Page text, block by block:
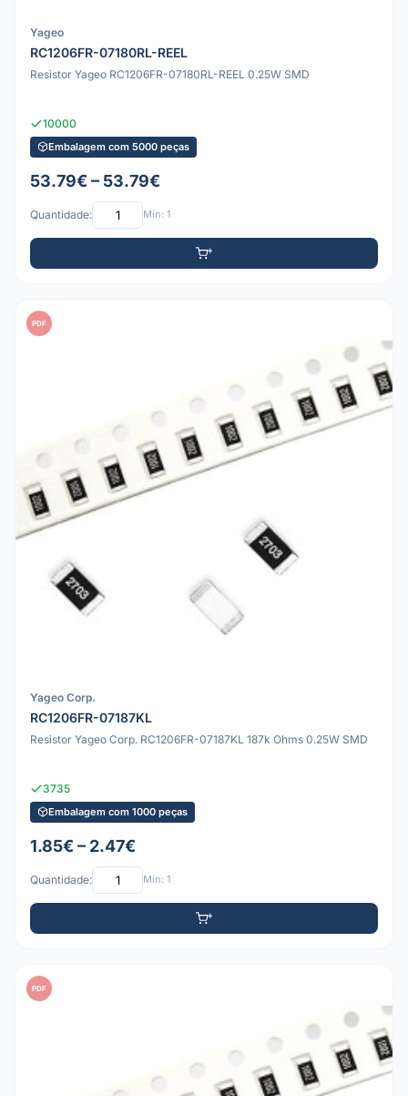
Yageo
RC1206FR-07180RL-REEL
Resistor Yageo RC1206FR-07180RL-REEL 0.25W SMD
10000
Embalagem com 5000 peças
53.79€ – 53.79€
Quantidade: Mín: 1
PDF
Yageo Corp.
RC1206FR-07187KL
Resistor Yageo Corp. RC1206FR-07187KL 187k Ohms 0.25W SMD
3735
Embalagem com 1000 peças
1.85€ – 2.47€
Quantidade: Mín: 1
PDF